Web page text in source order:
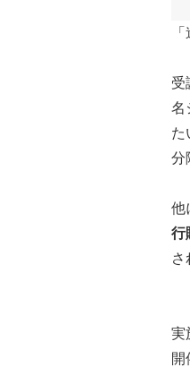
受
名
た
分
他
行
さ
実
開